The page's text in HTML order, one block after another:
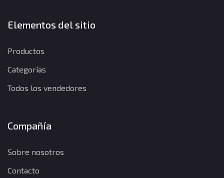
Elementos del sitio
Productos
Categorías
Todos los vendedores
Compañía
Sobre nosotros
Contacto